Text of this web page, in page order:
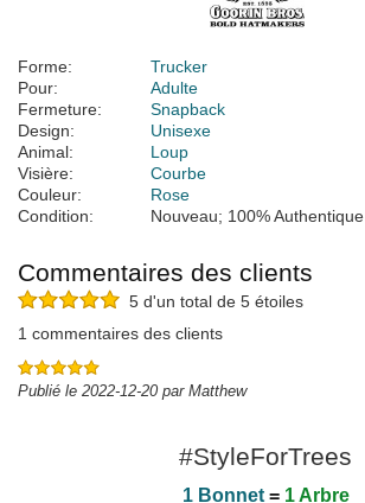
Forme:
Trucker
Pour:
Adulte
Fermeture:
Snapback
Design:
Unisexe
Animal:
Loup
Visière:
Courbe
Couleur:
Rose
Condition:
Nouveau; 100% Authentique
Commentaires des clients
5 d'un total de 5 étoiles
1 commentaires des clients
Publié le 2022-12-20 par Matthew
#StyleForTrees
1 Bonnet= 1 Arbre